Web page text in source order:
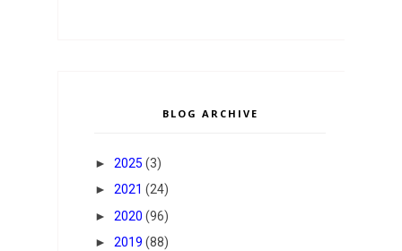
BLOG ARCHIVE
► 2025 (3)
► 2021 (24)
► 2020 (96)
► 2019 (88)